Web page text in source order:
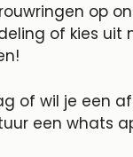
op
of kies uit
of wil je een
een whats